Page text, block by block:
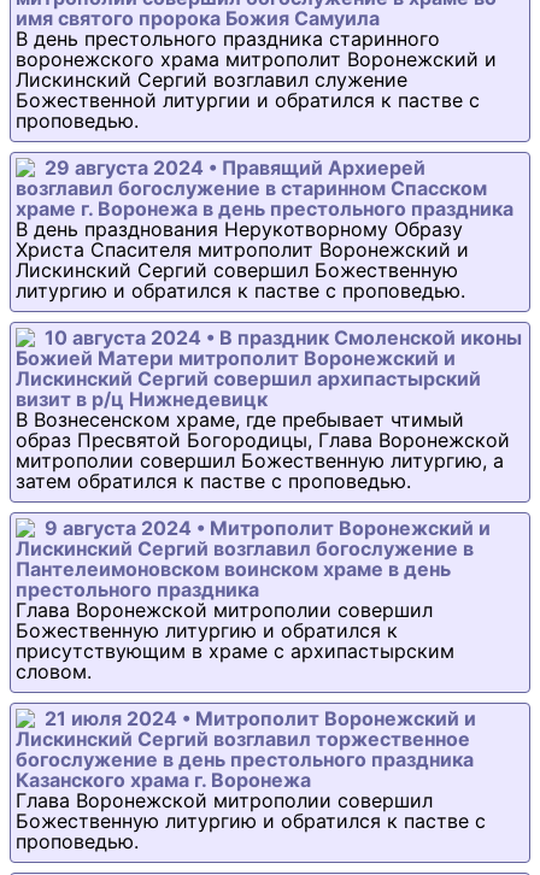
имя святого пророка Божия Самуила
В день престольного праздника старинного
воронежского храма митрополит Воронежский и
Лискинский Сергий возглавил служение
Божественной литургии и обратился к пастве с
проповедью.
29 августа 2024 • Правящий Архиерей
возглавил богослужение в старинном Спасском
храме г. Воронежа в день престольного праздника
В день празднования Нерукотворному Образу
Христа Спасителя митрополит Воронежский и
Лискинский Сергий совершил Божественную
литургию и обратился к пастве с проповедью.
10 августа 2024 • В праздник Смоленской иконы
Божией Матери митрополит Воронежский и
Лискинский Сергий совершил архипастырский
визит в р/ц Нижнедевицк
В Вознесенском храме, где пребывает чтимый
образ Пресвятой Богородицы, Глава Воронежской
митрополии совершил Божественную литургию, а
затем обратился к пастве с проповедью.
9 августа 2024 • Митрополит Воронежский и
Лискинский Сергий возглавил богослужение в
Пантелеимоновском воинском храме в день
престольного праздника
Глава Воронежской митрополии совершил
Божественную литургию и обратился к
присутствующим в храме с архипастырским
словом.
21 июля 2024 • Митрополит Воронежский и
Лискинский Сергий возглавил торжественное
богослужение в день престольного праздника
Казанского храма г. Воронежа
Глава Воронежской митрополии совершил
Божественную литургию и обратился к пастве с
проповедью.